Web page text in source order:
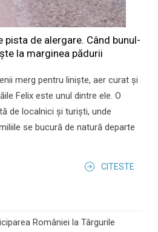
pista de alergare. Când bunul-
la marginea pădurii
merg pentru liniște, aer curat și
Felix este unul dintre ele. O
de localnici și turiști, unde
se bucură de natură departe
CITESTE
României la Târgurile